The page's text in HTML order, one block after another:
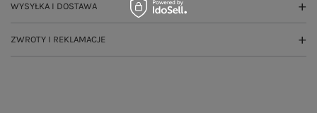
WYSYŁKA I DOSTAWA
ZWROTY I REKLAMACJE